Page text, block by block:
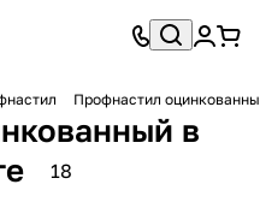
Профнастил
в
18